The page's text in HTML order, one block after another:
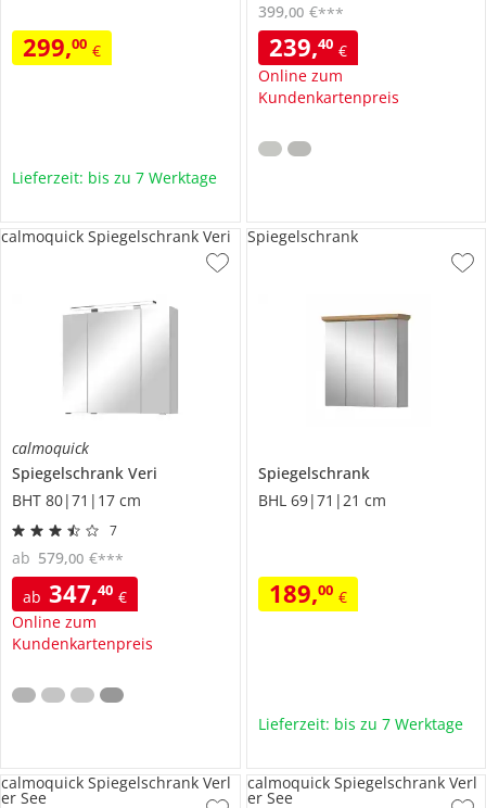
299,00 €
Lieferzeit: bis zu 7 Werktage
239,40 €
Online zum
Kundenkartenpreis
399,00 €***
calmoquick
Spiegelschrank Veri
BHT 80|71|17 cm
7
ab 347,40 €
Online zum
Kundenkartenpreis
ab 579,00 €***
calmoquick Spiegelschrank Veri
Spiegelschrank
BHL 69|71|21 cm
189,00 €
Spiegelschrank
Lieferzeit: bis zu 7 Werktage
calmoquick Spiegelschrank Verl
er See
calmoquick Spiegelschrank Verl
er See